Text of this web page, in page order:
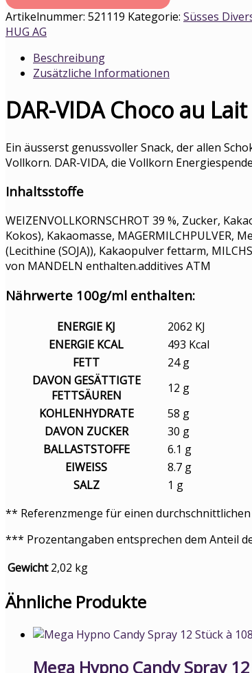
Artikelnummer: 521119 Kategorie: Süsses
HUG AG
Beschreibung
Zusätzliche Informationen
DAR-VIDA Choco au
Ein äusserst genussvoller Snack, der allen
Vollkorn. DAR-VIDA, die Vollkorn
Inhaltsstoffe
WEIZENVOLLKORNSCHROT 39 %, Zucker,
Kokos), Kakaomasse, MAGERMILCHPULVER,
(Lecithine (SOJA)), Kakaopulver fettarm,
von MANDELN enthalten.additives ATM
Nährwerte 100g/ml enthalten:
ENERGIE KJ
2062 KJ
ENERGIE KCAL
493 Kcal
FETT
24 g
DAVON GESÄTTIGTE
FETTSÄUREN
12 g
KOHLENHYDRATE
58 g
DAVON ZUCKER
30 g
BALLASTSTOFFE
6.1 g
EIWEISS
8.7 g
SALZ
1 g
** Referenzmenge für einen durchschnittlichen
*** Prozentangaben entsprechen dem Anteil
Gewicht 2,02 kg
Ähnliche Produkte
Mega Hypno Candy Spray